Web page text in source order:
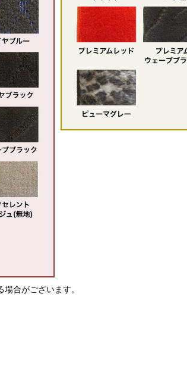
合がございます。